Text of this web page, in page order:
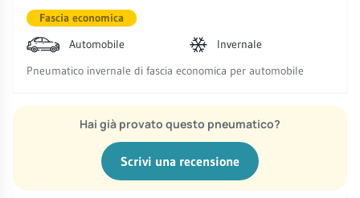
Fascia economica
Automobile
Invernale
Pneumatico invernale di fascia economica per automobile
Hai già provato questo pneumatico?
Scrivi una recensione